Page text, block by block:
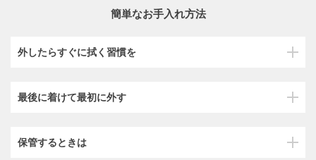
簡単なお手入れ方法
外したらすぐに拭く習慣を
最後に着けて最初に外す
保管するときは